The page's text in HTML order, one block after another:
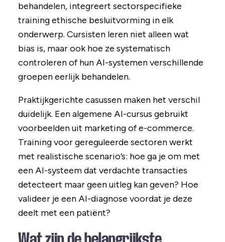
behandelen, integreert sectorspecifieke
training ethische besluitvorming in elk
onderwerp. Cursisten leren niet alleen wat
bias is, maar ook hoe ze systematisch
controleren of hun AI-systemen verschillende
groepen eerlijk behandelen.
Praktijkgerichte casussen maken het verschil
duidelijk. Een algemene AI-cursus gebruikt
voorbeelden uit marketing of e-commerce.
Training voor gereguleerde sectoren werkt
met realistische scenario’s: hoe ga je om met
een AI-systeem dat verdachte transacties
detecteert maar geen uitleg kan geven? Hoe
valideer je een AI-diagnose voordat je deze
deelt met een patiënt?